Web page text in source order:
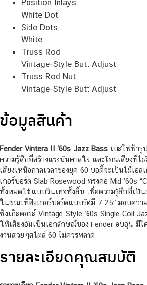
Position Inlays
White Dot
Side Dots
White
Truss Rod
Vintage-Style Butt Adjust
Truss Rod Nut
Vintage-Style Butt Adjust
ข้อมูลสินค้า
Fender Vintera II ’60s Jazz Bass เบสไฟฟ้า
ความรู้สึกที่สร้างแรงบันดาลใจ และโทนเสียงที่ไ
เสียงเหนือกาลเวลาของยุค 60 บอดี้จะเป็นไม้เอล
เกอร์บอร์ด Slab Rosewood ทรงคอ Mid ’60s
ทั้งหมดใช้แบบวินเทจทั้งสิ้น เพื่อความรู้สึกที่เป็น
ในขณะที่ฟิงเกอร์บอร์ดแบบรัศมี 7.25″ มอบคว
ซิงเกิลคอยล์ Vintage-Style ’60s Single-Coil
ให้เสียงอันเป็นเอกลักษณ์ของ Fender อบอุ่น มี
งานสวยๆสไตล์ 60 ไม่ควรพลาด
รายละเอียดคุณสมบัติ